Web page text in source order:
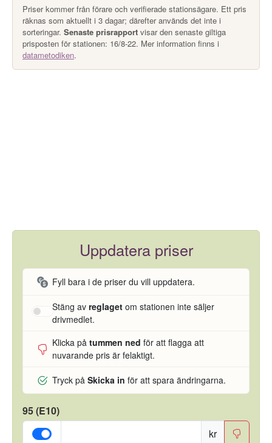
Priser kommer från förare och verifierade stationsägare. Ett pris
räknas som aktuellt i 3 dagar; därefter används det inte i
sorteringar. Senaste prisrapport visar den senaste giltiga
prisposten för stationen: 16/8-22. Mer information finns i
datametodiken.
Uppdatera priser
Fyll bara i de priser du vill uppdatera.
Stäng av reglaget om stationen inte säljer
drivmedlet.
Klicka på tummen ned för att flagga att
nuvarande pris är felaktigt.
Tryck på Skicka in för att spara ändringarna.
95 (E10)
kr